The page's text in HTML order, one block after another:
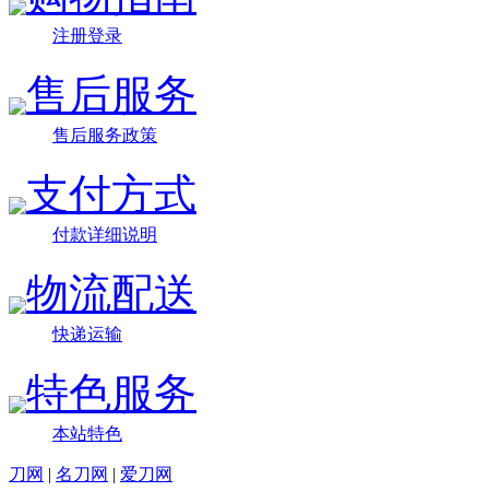
注册登录
售后服务
售后服务政策
支付方式
付款详细说明
物流配送
快递运输
特色服务
本站特色
刀网 | 名刀网 | 爱刀网